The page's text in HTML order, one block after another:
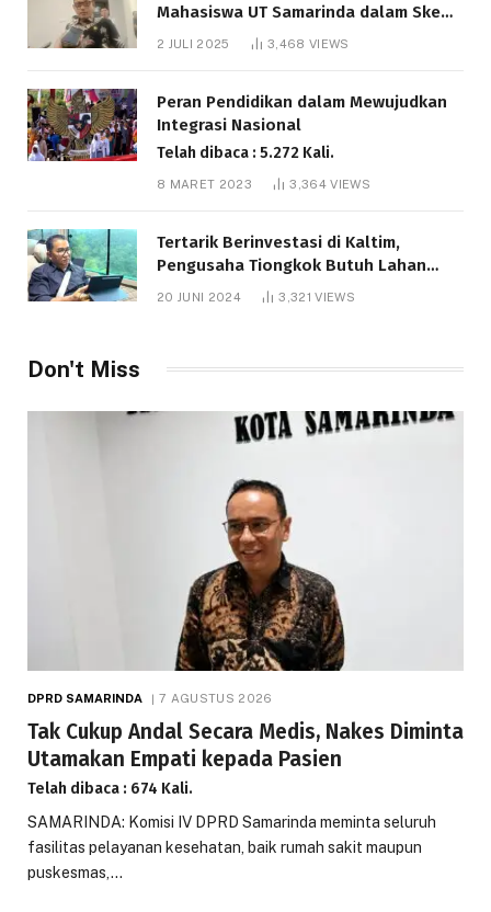
Mahasiswa UT Samarinda dalam Skema
Bantuan Pendidikan Gratispol
2 JULI 2025 3,468 VIEWS
Peran Pendidikan dalam Mewujudkan
Integrasi Nasional
Telah dibaca : 5.272 Kali.
8 MARET 2023 3,364VIEWS
Tertarik Berinvestasi di Kaltim,
Pengusaha Tiongkok Butuh Lahan
1.000 Hektare
20 JUNI 2024 3,321VIEWS
Don't Miss
DPRD SAMARINDA 7 AGUSTUS 2026
Tak Cukup Andal Secara Medis, Nakes Diminta
Utamakan Empati kepada Pasien
Telah dibaca : 674 Kali.
SAMARINDA: Komisi IV DPRD Samarinda meminta seluruh
fasilitas pelayanan kesehatan, baik rumah sakit maupun
puskesmas,…